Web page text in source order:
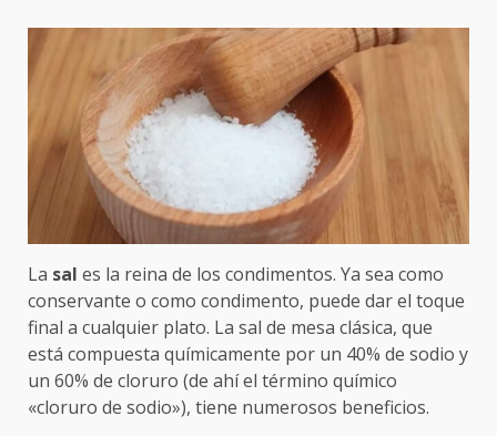
La sal es la reina de los condimentos. Ya sea como
conservante o como condimento, puede dar el toque
final a cualquier plato. La sal de mesa clásica, que
está compuesta químicamente por un 40% de sodio y
un 60% de cloruro (de ahí el término químico
«cloruro de sodio»), tiene numerosos beneficios.